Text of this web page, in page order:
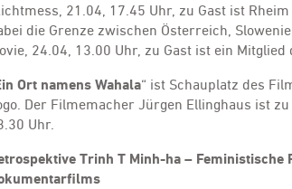
21.04, 17.45 Uhr, zu Gast ist Rheim
die Grenze zwischen Österreich,
24.04, 13.00 Uhr, zu Gast ist ein
Ort namens Wahala“ ist Schauplatz des
Der Filmemacher Jürgen Ellinghaus ist
Uhr.
Trinh T Minh-ha – Feministische